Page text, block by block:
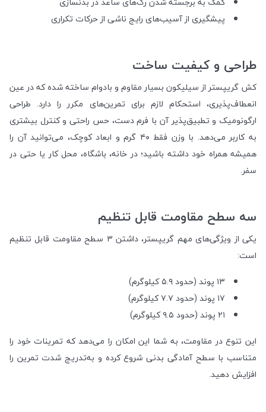
پیشگیری از آسیب‌های رایج ناشی از حرکات تکراری
طراحی و کیفیت ساخت
کش گریپستر از سیلیکون بسیار مقاوم و بادوام ساخته شده که در عین
انعطاف‌پذیری، استحکام لازم برای تمرین‌های مکرر را دارد. طراحی
ارگونومیک و تطبیق‌پذیر آن با فرم دست، حس راحتی و کنترل بیشتری
به کاربر می‌دهد. با وزن فقط ۴۰ گرم و ابعاد کوچک، می‌توانید آن را
همیشه همراه خود داشته باشید؛ در خانه، باشگاه، محل کار یا حتی در
سفر.
سه سطح مقاومت قابل تنظیم
یکی از ویژگی‌های مهم گریپستر، داشتن ۳ سطح مقاومت قابل تنظیم
است:
۱۳ پوند (حدود ۵.۹ کیلوگرم)
۱۷ پوند (حدود ۷.۷ کیلوگرم)
۲۱ پوند (حدود ۹.۵ کیلوگرم)
این تنوع در مقاومت، به شما این امکان را می‌دهد که تمرینات خود را
متناسب با سطح آمادگی بدنی شروع کرده و به‌تدریج شدت تمرین را
افزایش دهید.